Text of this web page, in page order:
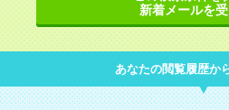
新着メールを
あなたの閲覧履歴か